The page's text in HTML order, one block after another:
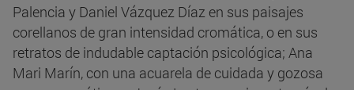
Palencia y Daniel Vázquez Díaz en sus paisajes
corellanos de gran intensidad cromática, o en sus
retratos de indudable captación psicológica; Ana
Mari Marín, con una acuarela de cuidada y gozosa